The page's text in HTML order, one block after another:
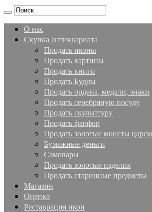
О нас
Скупка антиквариата
Продать иконы
Продать картины
Продать книги
Продать Будды
Продать ордена, медали, знаки
Продать серебряную посуду
Продать скульптуру
Продать фарфор
Продать золотые монеты
Бумажные деньги
Самовары
Продать золотые изделия
Продать старинные предметы
Магазин
Оценка
Реставрация икон